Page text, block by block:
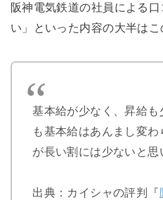
阪神電気鉄道の社員による
い」といった内容の大半はこ
基本給が少なく、昇給も
も基本給はあんまし変
が長い割には少ないと思
出典：カイシャの評判『